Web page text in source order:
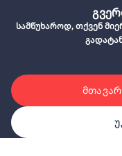
სამწუხაროდ, თქვენ